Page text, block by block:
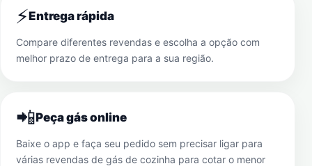
⚡Entrega rápida
Compare diferentes revendas e escolha a opção com
melhor prazo de entrega para a sua região.
📲Peça gás online
Baixe o app e faça seu pedido sem precisar ligar para
várias revendas de gás de cozinha para cotar o menor